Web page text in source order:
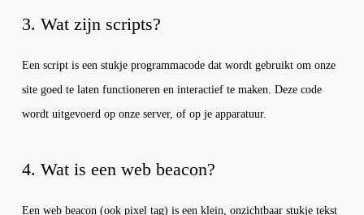
3. Wat zijn scripts?
Een script is een stukje programmacode dat wordt gebruikt om onze
site goed te laten functioneren en interactief te maken. Deze code
wordt uitgevoerd op onze server, of op je apparatuur.
4. Wat is een web beacon?
Een web beacon (ook pixel tag) is een klein, onzichtbaar stukje tekst